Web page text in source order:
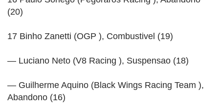
(20)
17 Binho Zanetti (OGP ), Combustivel (19)
— Luciano Neto (V8 Racing ), Suspensao (18)
— Guilherme Aquino (Black Wings Racing Team ),
Abandono (16)